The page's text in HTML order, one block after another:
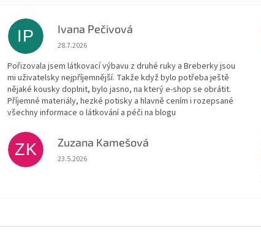
IP Ivana Pečivová
Hodnocení obchodu je 5 z 5 hvězdiček.
28.7.2026
Pořizovala jsem látkovací výbavu z druhé ruky a Breberky jsou
mi uživatelsky nejpříjemnější. Takže když bylo potřeba ještě
nějaké kousky doplnit, bylo jasno, na který e-shop se obrátit.
Příjemné materiály, hezké potisky a hlavně cením i rozepsané
všechny informace o látkování a péči na blogu
ZK Zuzana Kamešová
Hodnocení obchodu je 5 z 5 hvězdiček.
23.5.2026